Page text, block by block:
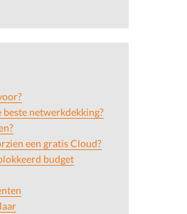
netwerkdekking?
een gratis Cloud?
budget